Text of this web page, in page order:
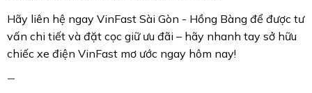
Hãy liên hệ ngay VinFast Sài Gòn - Hồng Bàng để được tư
vấn chi tiết và đặt cọc giữ ưu đãi – hãy nhanh tay sở hữu
chiếc xe điện VinFast mơ ước ngay hôm nay!
—